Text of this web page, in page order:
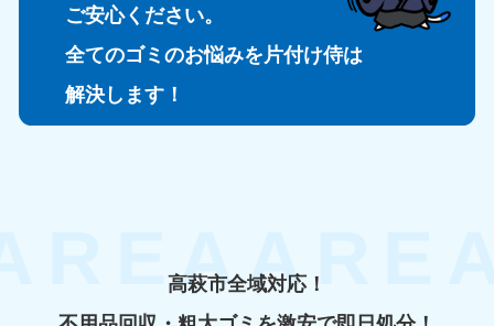
ご安心ください。
全てのゴミのお悩みを片付け侍は
解決します！
高萩市全域対応！